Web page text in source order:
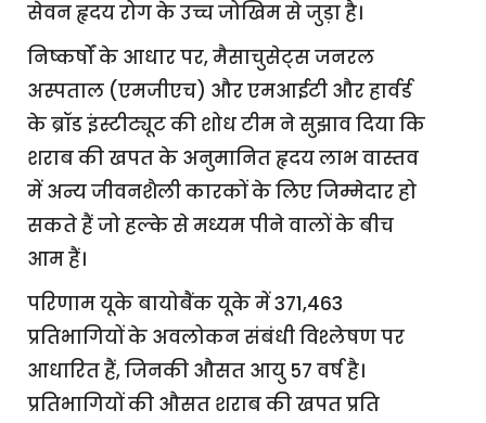
सेवन हृदय रोग के उच्च जोखिम से जुड़ा है।
निष्कर्षों के आधार पर, मैसाचुसेट्स जनरल
अस्पताल (एमजीएच) और एमआईटी और हार्वर्ड
के ब्रॉड इंस्टीट्यूट की शोध टीम ने सुझाव दिया कि
शराब की खपत के अनुमानित हृदय लाभ वास्तव
में अन्य जीवनशैली कारकों के लिए जिम्मेदार हो
सकते हैं जो हल्के से मध्यम पीने वालों के बीच
आम हैं।
परिणाम यूके बायोबैंक यूके में 371,463
प्रतिभागियों के अवलोकन संबंधी विश्लेषण पर
आधारित हैं, जिनकी औसत आयु 57 वर्ष है।
प्रतिभागियों की औसत शराब की खपत प्रति